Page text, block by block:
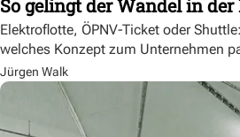
So gelingt der Wandel in
Elektroflotte, ÖPNV-Ticket oder
welches Konzept zum Unternehmen
Jürgen Walk